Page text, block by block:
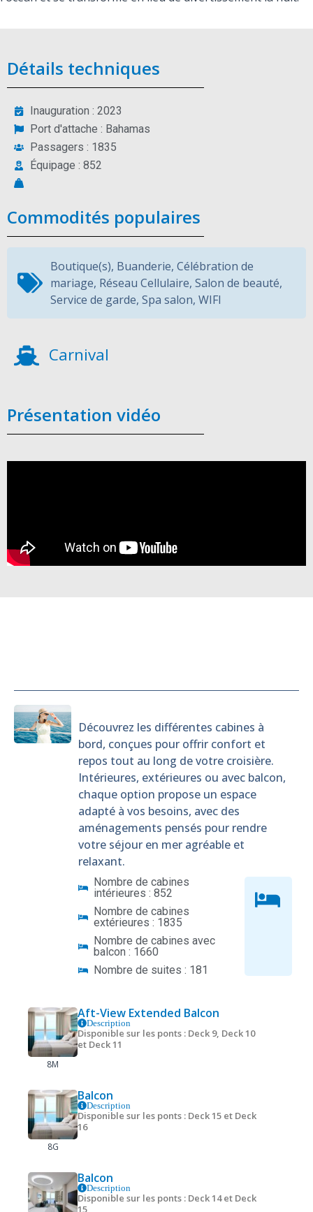
Détails techniques
Inauguration : 2023
Port d'attache : Bahamas
Passagers : 1835
Équipage : 852
Commodités populaires
Boutique(s), Buanderie, Célébration de
mariage, Réseau Cellulaire, Salon de beauté,
Service de garde, Spa salon, WIFI
Carnival
Présentation vidéo
Découvrez les différentes cabines à
bord, conçues pour offrir confort et
repos tout au long de votre croisière.
Intérieures, extérieures ou avec balcon,
chaque option propose un espace
adapté à vos besoins, avec des
aménagements pensés pour rendre
votre séjour en mer agréable et
relaxant.
Nombre de cabines
intérieures : 852
Nombre de cabines
extérieures : 1835
Nombre de cabines avec
balcon : 1660
Nombre de suites : 181
8M
Aft-View Extended Balcon
Description
Disponible sur les ponts : Deck 9, Deck 10
et Deck 11
8G
Balcon
Description
Disponible sur les ponts : Deck 15 et Deck
16
Balcon
Description
Disponible sur les ponts : Deck 14 et Deck